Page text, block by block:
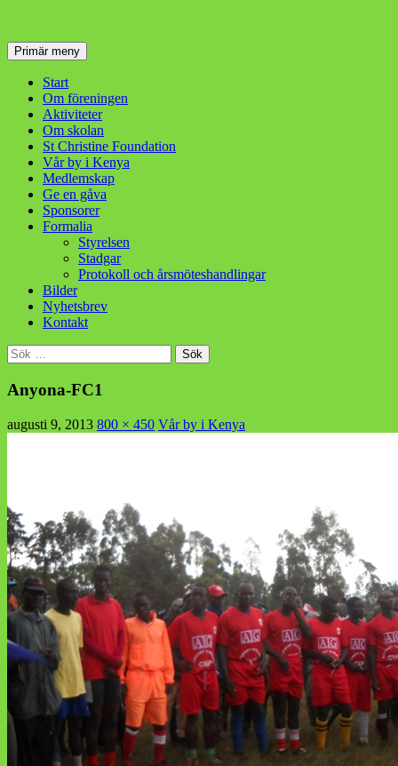
SökPrimär meny Hoppa
till
Start
Om föreningen
Aktiviteter
Om skolan
St Christine Foundation
Vår by i Kenya
Medlemskap
Ge en gåva
Sponsorer
Formalia
Styrelsen
Stadgar
Protokoll och årsmöteshandlingar
Bilder
Nyhetsbrev
Kontakt
Sök
efter:
Anyona-FC1
augusti 9, 2013 800 × 450 Vår by i Kenya